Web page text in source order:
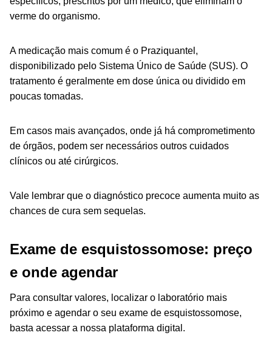
verme do organismo.
A medicação mais comum é o Praziquantel,
disponibilizado pelo Sistema Único de Saúde (SUS). O
tratamento é geralmente em dose única ou dividido em
poucas tomadas.
Em casos mais avançados, onde já há comprometimento
de órgãos, podem ser necessários outros cuidados
clínicos ou até cirúrgicos.
Vale lembrar que o diagnóstico precoce aumenta muito as
chances de cura sem sequelas.
Exame de esquistossomose: preço
e onde agendar
Para consultar valores, localizar o laboratório mais
próximo e agendar o seu exame de esquistossomose,
basta acessar a nossa plataforma digital.